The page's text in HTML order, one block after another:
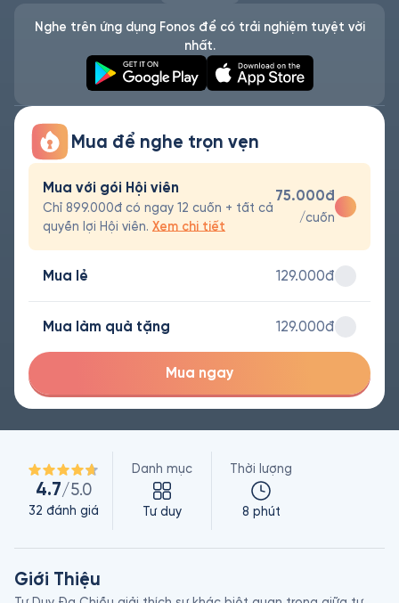
Nghe trên ứng dụng Fonos để có trải nghiệm tuyệt vời
nhất.
Mua để nghe trọn vẹn
Mua với gói Hội viên
Chỉ 899.000đ có ngay 12 cuốn + tất cả
quyền lợi Hội viên. Xem chi tiết
75.000đ
/cuốn
Mua lẻ 129.000đ
Mua làm quà tặng 129.000đ
Mua ngay
4.7/5.0
32 đánh giá
Danh mục
Tư duy
Thời lượng
8 phút
Giới Thiệu